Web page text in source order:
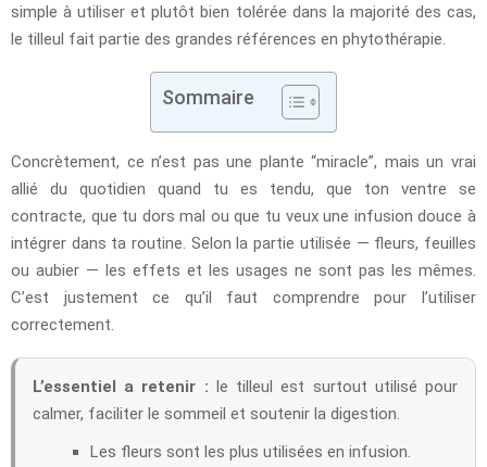
simple à utiliser et plutôt bien tolérée dans la majorité des cas,
le tilleul fait partie des grandes références en phytothérapie.
Sommaire
Concrètement, ce n’est pas une plante “miracle”, mais un vrai
allié du quotidien quand tu es tendu, que ton ventre se
contracte, que tu dors mal ou que tu veux une infusion douce à
intégrer dans ta routine. Selon la partie utilisée — fleurs, feuilles
ou aubier — les effets et les usages ne sont pas les mêmes.
C’est justement ce qu’il faut comprendre pour l’utiliser
correctement.
L’essentiel a retenir : le tilleul est surtout utilisé pour
calmer, faciliter le sommeil et soutenir la digestion.
Les fleurs sont les plus utilisées en infusion.